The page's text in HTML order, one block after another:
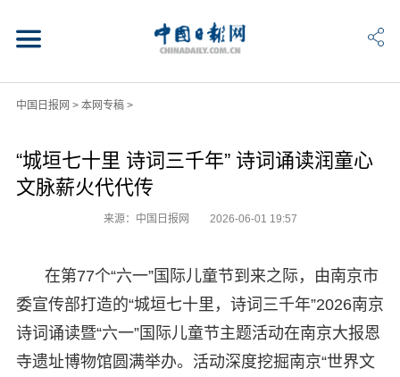
中国日报网 > 本网专稿>
“城垣七十里 诗词三千年” 诗词诵读润童心
文脉薪火代代传
来源：中国日报网 2026-06-01 19:57
在第77个“六一”国际儿童节到来之际，由南京市
委宣传部打造的“城垣七十里，诗词三千年”2026南京
诗词诵读暨“六一”国际儿童节主题活动在南京大报恩
寺遗址博物馆圆满举办。活动深度挖掘南京“世界文